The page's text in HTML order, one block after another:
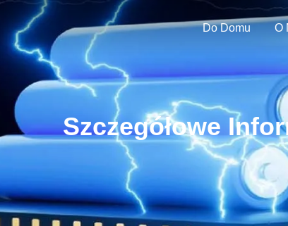
Do Domu O
Szczegółowe